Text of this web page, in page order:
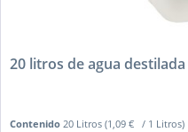
20 litros de agua
Contenido 20 Litros(1,09 € / 1 Litros)